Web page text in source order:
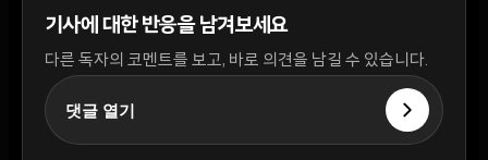
기사에 대한 반응을 남겨보세요
다른 독자의 코멘트를 보고, 바로 의견을 남길 수 있습니다.
댓글 열기